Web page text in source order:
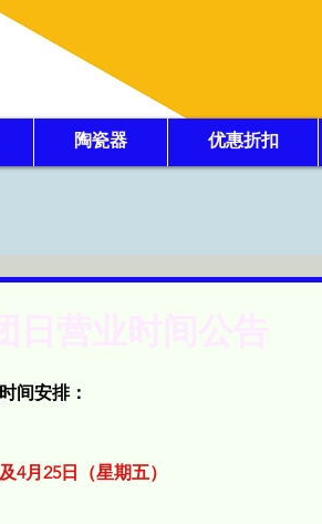
陶瓷器 优惠折扣
间安排：
4月25日（星期五）